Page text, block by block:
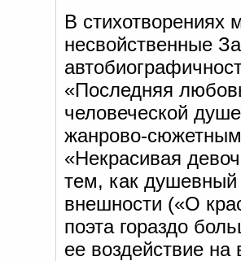
В стихотворениях
несвойственные
«Последняя
человеческой
жанрово-
«Некрасивая
тем, как душевный
внешности («О
поэта гораздо
ее воздействие